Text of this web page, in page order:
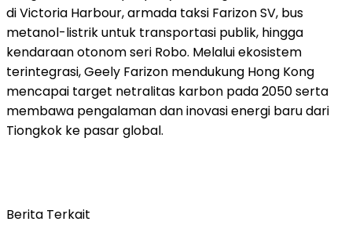
di Victoria Harbour, armada taksi Farizon SV, bus
metanol-listrik untuk transportasi publik, hingga
kendaraan otonom seri Robo. Melalui ekosistem
terintegrasi, Geely Farizon mendukung Hong Kong
mencapai target netralitas karbon pada 2050 serta
membawa pengalaman dan inovasi energi baru dari
Tiongkok ke pasar global.
Berita Terkait